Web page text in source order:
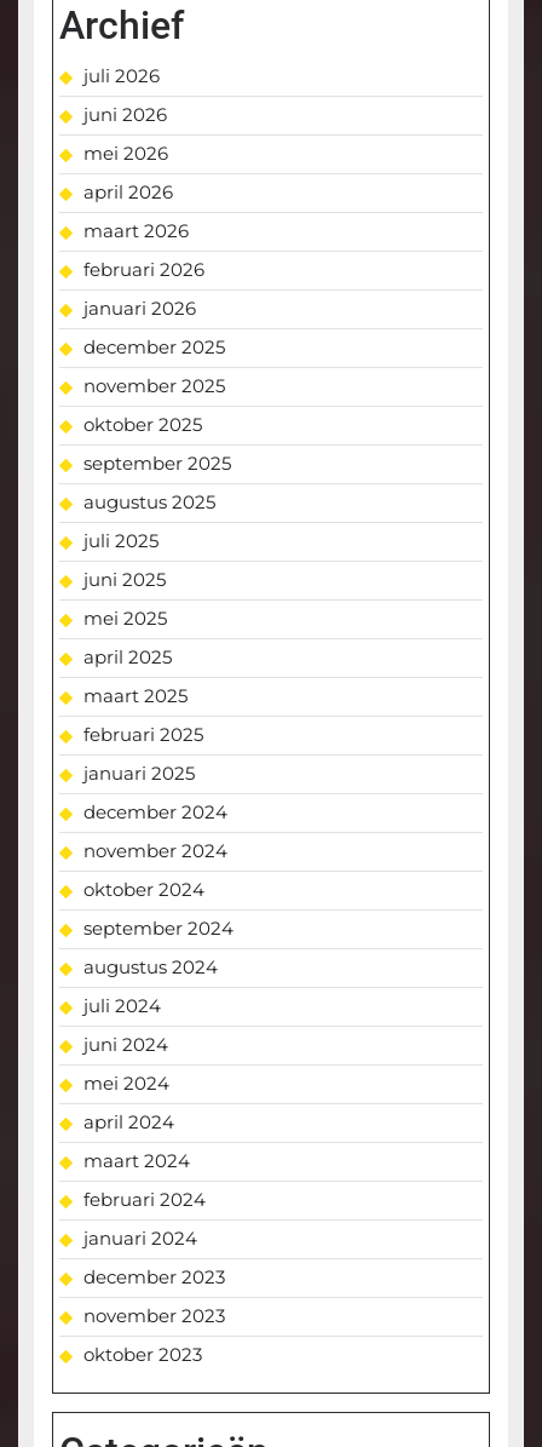
Archief
juli 2026
juni 2026
mei 2026
april 2026
maart 2026
februari 2026
januari 2026
december 2025
november 2025
oktober 2025
september 2025
augustus 2025
juli 2025
juni 2025
mei 2025
april 2025
maart 2025
februari 2025
januari 2025
december 2024
november 2024
oktober 2024
september 2024
augustus 2024
juli 2024
juni 2024
mei 2024
april 2024
maart 2024
februari 2024
januari 2024
december 2023
november 2023
oktober 2023